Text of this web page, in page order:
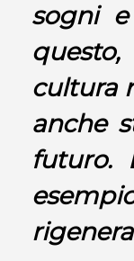
sogni
cultura
anche
futuro.